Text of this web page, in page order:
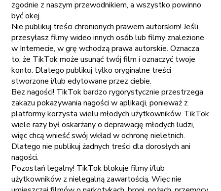
zgodnie z naszym przewodnikiem, a wszystko powinno
być okej.
Nie publikuj treści chronionych prawem autorskim! Jeśli
przesyłasz filmy wideo innych osób lub filmy znalezione
w Internecie, w grę wchodzą prawa autorskie. Oznacza
to, że TikTok może usunąć twój film i oznaczyć twoje
konto. Dlatego publikuj tylko oryginalne treści
stworzone i/lub edytowane przez ciebie.
Bez nagości! TikTok bardzo rygorystycznie przestrzega
zakazu pokazywania nagości w aplikacji, ponieważ z
platformy korzysta wielu młodych użytkowników. TikTok
wiele razy był oskarżany o deprawację młodych ludzi,
więc chcą wnieść swój wkład w ochronę nieletnich.
Dlatego nie publikuj żadnych treści dla dorosłych ani
nagości.
Pozostań legalny! TikTok blokuje filmy i/lub
użytkowników z nielegalną zawartością. Więc nie